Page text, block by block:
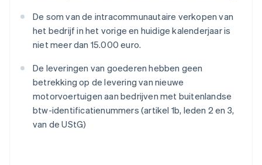
De som van de intracommunautaire verkopen van
het bedrijf in het vorige en huidige kalenderjaar is
niet meer dan 15.000 euro.
De leveringen van goederen hebben geen
betrekking op de levering van nieuwe
motorvoertuigen aan bedrijven met buitenlandse
btw-identificatienummers (artikel 1b, leden 2 en 3,
van de UStG)